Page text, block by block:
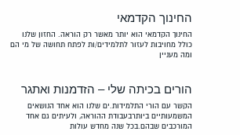
החינוך הקדמאי
החינוך הקדמאי הוא יותר מאשר רק הוראה. החזון שלנו
כולל מחויבות לעזור לתלמידים/ות לפתח תחושה של מי הם
ומה מעניין
הורים בכיתה שלי – הזדמנות ואתגר
הקשר עם הורי התלמידות.ים שלנו הוא אחד הנושאים
המשמעותיים ביותרבעבודת ההוראה, ולעיתים גם אחד
המורכבים שבהם.בכל שנה מחדש עולות